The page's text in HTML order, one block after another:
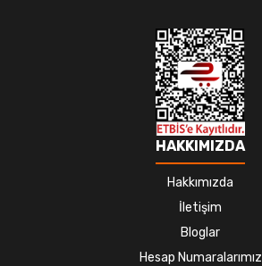
HAKKIMIZDA
Hakkımızda
İletişim
Bloglar
Hesap Numaralarımız